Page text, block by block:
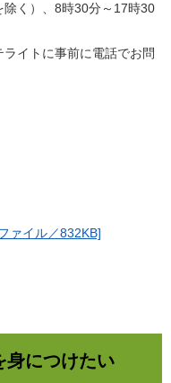
く）、8時30分～17時30
トに事前に電話でお問
ァイル／832KB]
身につけたい